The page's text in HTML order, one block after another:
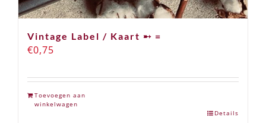
Vintage Label / Kaart ➸ =
€0,75
Toevoegen aan
winkelwagen
Details